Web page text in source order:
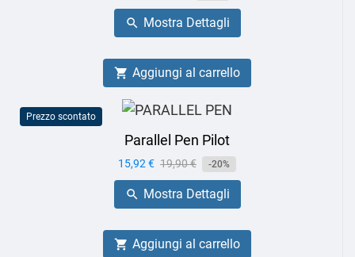
base
 Mostra Dettagli
 Aggiungi al carrello
Prezzo scontato
Parallel Pen Pilot
Prezzo
15,92 € Prezzo
base
19,90 € -20%
 Mostra Dettagli
 Aggiungi al carrello